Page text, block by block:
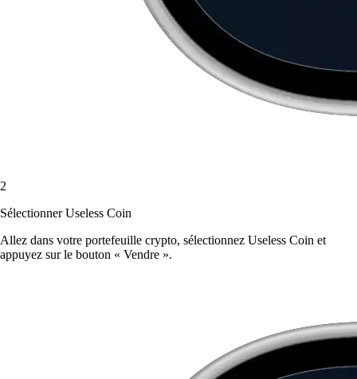
2
Sélectionner Useless Coin
Allez dans votre portefeuille crypto, sélectionnez Useless Coin et
appuyez sur le bouton « Vendre ».